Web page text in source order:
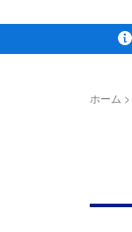
ホーム >